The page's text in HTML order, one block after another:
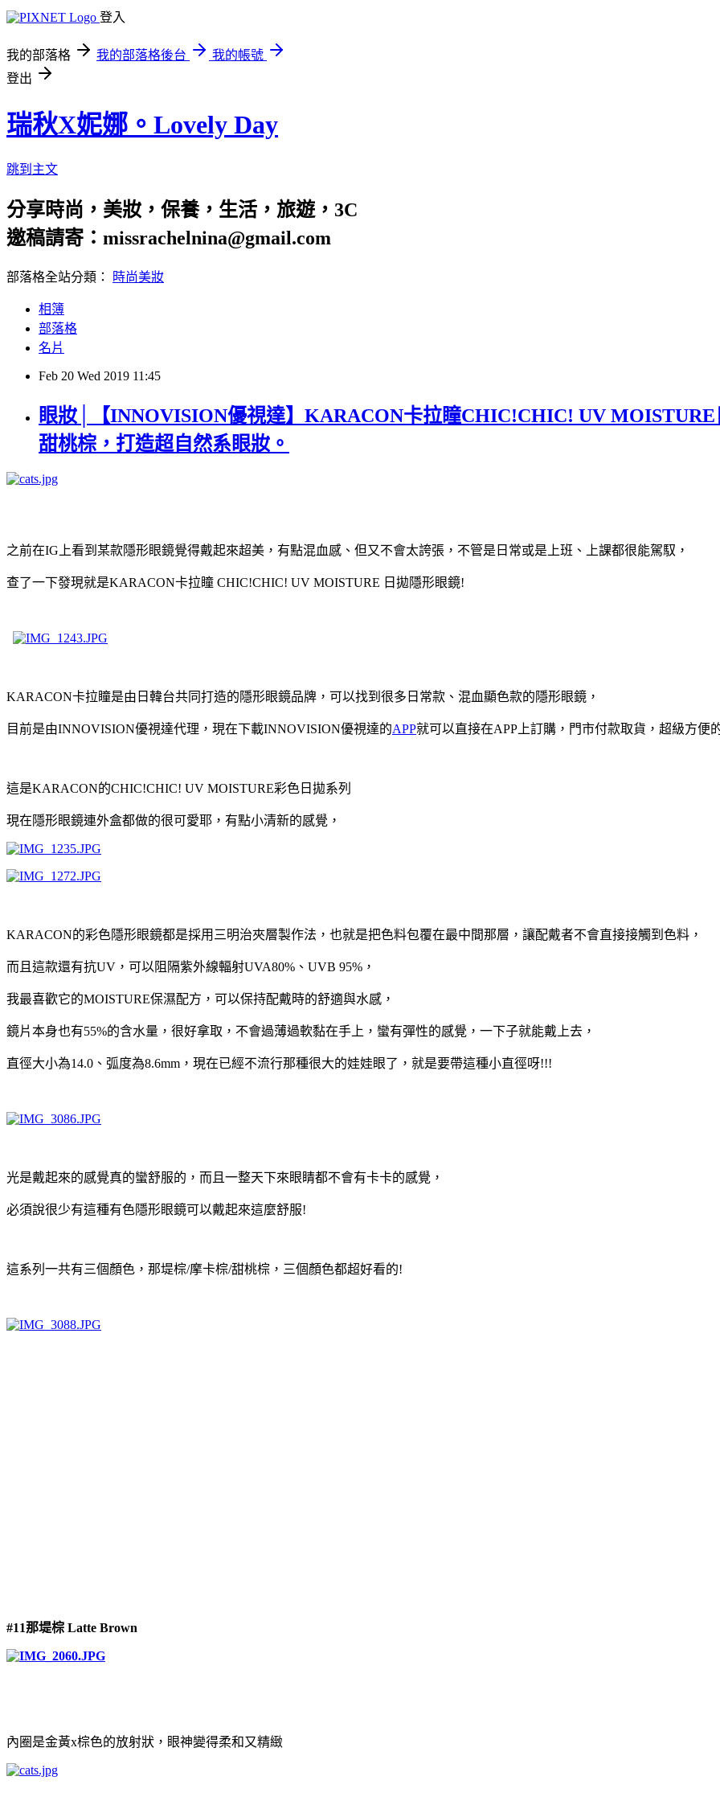
登入
我的部落格 我的部落格後台
我的帳號
登出
瑞秋X妮娜。Lovely Day
跳到主文
分享時尚，美妝，保養，生活，旅遊，3C
邀稿請寄：missrachelnina@gmail.com
部落格全站分類： 時尚美妝
相簿
部落格
名片
Feb 20 Wed 2019 11:45
眼妝│【INNOVISION優視達】KARACON卡拉瞳CHIC!CHIC! UV
甜桃棕，打造超自然系眼妝。
之前在IG上看到某款隱形眼鏡覺得戴起來超美，有點混血感、但又不會太誇張，不管是日常或是上班、上課都很能駕馭，
查了一下發現就是KARACON卡拉瞳 CHIC!CHIC! UV MOISTURE 日拋隱形眼鏡!
KARACON卡拉瞳是由日韓台共同打造的隱形眼鏡品牌，可以找到很多日常款、混血顯色款的隱形眼鏡，
目前是由INNOVISION優視達代理，現在下載INNOVISION優視達的APP就可以直接在APP上訂購，門市付款取貨，超級方便
這是KARACON的CHIC!CHIC! UV MOISTURE彩色日拋系列
現在隱形眼鏡連外盒都做的很可愛耶，有點小清新的感覺，
KARACON的彩色隱形眼鏡都是採用三明治夾層製作法，也就是把色料包覆在最中間那層，讓配戴者不會直接接觸到色料，
而且這款還有抗UV，可以阻隔紫外線輻射UVA80%、UVB 95%，
我最喜歡它的MOISTURE保濕配方，可以保持配戴時的舒適與水感，
鏡片本身也有55%的含水量，很好拿取，不會過薄過軟黏在手上，蠻有彈性的感覺，一下子就能戴上去，
直徑大小為14.0、弧度為8.6mm，現在已經不流行那種很大的娃娃眼了，就是要帶這種小直徑呀!!!
光是戴起來的感覺真的蠻舒服的，而且一整天下來眼睛都不會有卡卡的感覺，
必須說很少有這種有色隱形眼鏡可以戴起來這麼舒服!
這系列一共有三個顏色，那堤棕/摩卡棕/甜桃棕，三個顏色都超好看的!
#11那堤棕 Latte Brown
內圈是金黃x棕色的放射狀，眼神變得柔和又精緻